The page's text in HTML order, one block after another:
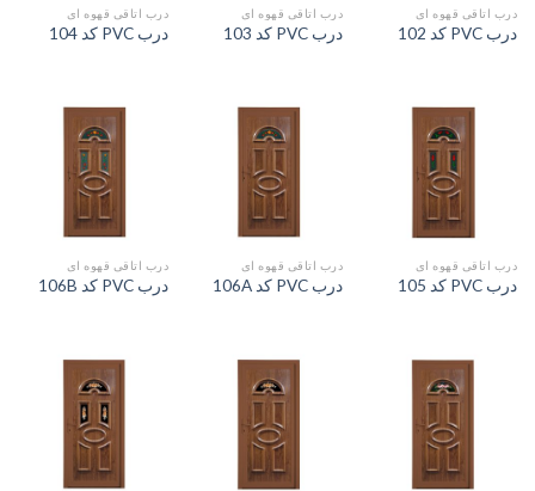
درب اتاقی قهوه ای
درب PVC کد 102
درب اتاقی قهوه ای
درب PVC کد 103
درب اتاقی قهوه ای
درب PVC کد 104
درب اتاقی قهوه ای
درب PVC کد 105
درب اتاقی قهوه ای
درب PVC کد 106A
درب اتاقی قهوه ای
درب PVC کد 106B